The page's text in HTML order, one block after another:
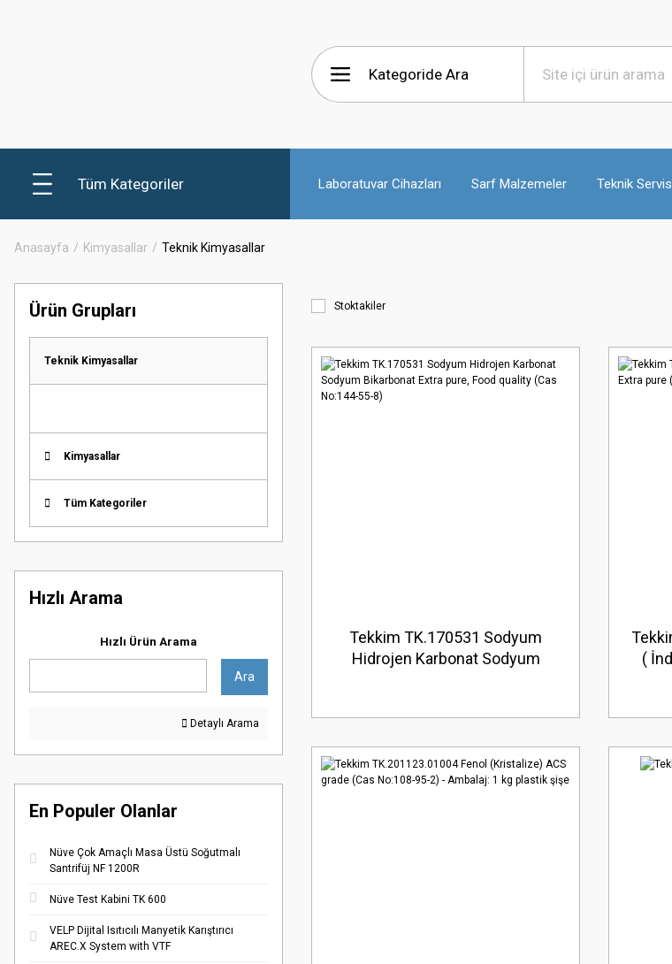
Tüm Kategoriler Laboratuvar Cihazları Sarf Malzemeler Teknik Servis
Anasayfa Kimyasallar Teknik Kimyasallar
Ürün Grupları
Teknik Kimyasallar
Kimyasallar
Tüm Kategoriler
Hızlı Arama
Hızlı Ürün Arama
Ara
Detaylı Arama
En Populer Olanlar
Nüve Çok Amaçlı Masa Üstü Soğutmalı
Santrifüj NF 1200R
Nüve Test Kabini TK 600
VELP Dijital Isıtıcılı Manyetik Karıştırıcı
AREC.X System with VTF
Stoktakiler
Tekkim TK.170531 Sodyum
Hidrojen Karbonat Sodyum
(